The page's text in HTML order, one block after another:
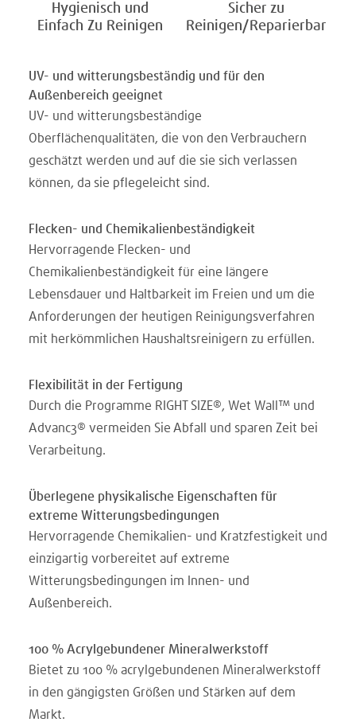
Hygienisch und
Einfach Zu Reinigen
Sicher zu
Reinigen/Reparierbar
UV- und witterungsbeständig und für den
Außenbereich geeignet
UV- und witterungsbeständige
Oberflächenqualitäten, die von den Verbrauchern
geschätzt werden und auf die sie sich verlassen
können, da sie pflegeleicht sind.
Flecken- und Chemikalienbeständigkeit
Hervorragende Flecken- und
Chemikalienbeständigkeit für eine längere
Lebensdauer und Haltbarkeit im Freien und um die
Anforderungen der heutigen Reinigungsverfahren
mit herkömmlichen Haushaltsreinigern zu erfüllen.
Flexibilität in der Fertigung
Durch die Programme RIGHT SIZE®, Wet Wall™ und
Advanc3® vermeiden Sie Abfall und sparen Zeit bei
Verarbeitung.
Überlegene physikalische Eigenschaften für
extreme Witterungsbedingungen
Hervorragende Chemikalien- und Kratzfestigkeit und
einzigartig vorbereitet auf extreme
Witterungsbedingungen im Innen- und
Außenbereich.
100 % Acrylgebundener Mineralwerkstoff
Bietet zu 100 % acrylgebundenen Mineralwerkstoff
in den gängigsten Größen und Stärken auf dem
Markt.